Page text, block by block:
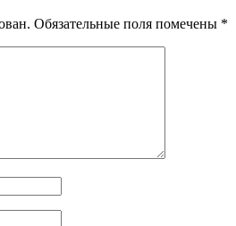
Обязательные поля помечены *